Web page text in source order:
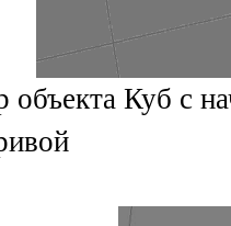
объекта Куб с